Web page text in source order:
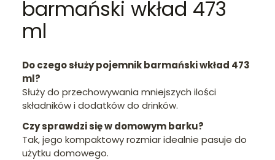
barmański wkład 473
ml
Do czego służy pojemnik barmański wkład 473
ml?
Służy do przechowywania mniejszych ilości
składników i dodatków do drinków.
Czy sprawdzi się w domowym barku?
Tak, jego kompaktowy rozmiar idealnie pasuje do
użytku domowego.